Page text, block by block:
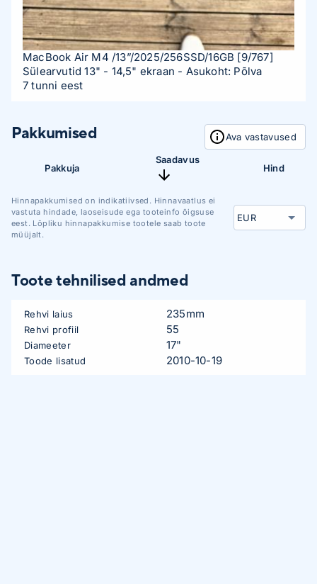
MacBook Air M4 /13”/2025/256SSD/16GB [9/767]
Sülearvutid 13" - 14,5" ekraan - Asukoht: Põlva
7 tunni eest
Pakkumised Ava vastavused
Pakkuja
Saadavus
Hind
Hinnapakkumised on indikatiivsed. Hinnavaatlus ei
vastuta hindade, laoseisude ega tooteinfo õigsuse
eest. Lõpliku hinnapakkumise tootele saab toote
müüjalt.
Toote tehnilised andmed
Rehvi laius 235mm
Rehvi profiil 55
Diameeter 17"
Toode lisatud 2010-10-19